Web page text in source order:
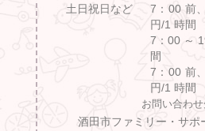
土日祝日など
7：00 前
円/1 時間
7：00 ～
間
7：00 前
円/1 時間
お問い合わ
酒田市ファミリー・サポ